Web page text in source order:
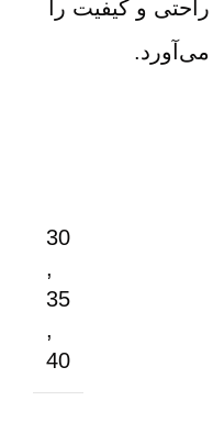
راحتی و کیفیت را
می‌آورد.
30
,
35
,
40